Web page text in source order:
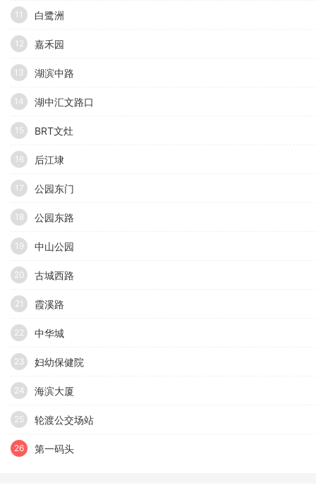
11 白鹭洲
12 嘉禾园
13 湖滨中路
14 湖中汇文路口
15 BRT文灶
16 后江埭
17 公园东门
18 公园东路
19 中山公园
20 古城西路
21 霞溪路
22 中华城
23 妇幼保健院
24 海滨大厦
25 轮渡公交场站
26 第一码头